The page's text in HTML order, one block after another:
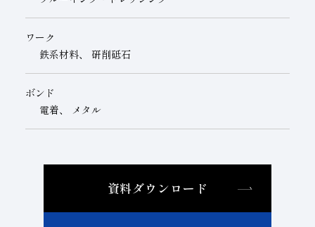
ワーク
鉄系材料、 研削砥石
ボンド
電着、 メタル
資料ダウンロード